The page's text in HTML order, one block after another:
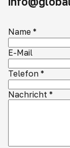
Name *
E-Mail
Telefon *
Nachricht *